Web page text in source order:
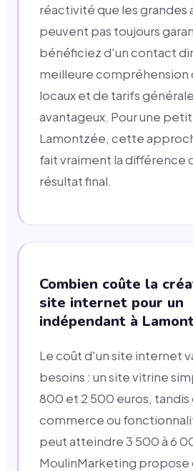
réactivité que les grandes
peuvent pas toujours
bénéficiez d'un contact
meilleure compréhension
locaux et de tarifs
avantageux. Pour une
Lamontzée, cette
fait vraiment la différence
résultat final.
Combien coûte la
site internet pour un
indépendant à
Le coût d'un site internet
besoins : un site vitrine
800 et 2 500 euros, tandis
commerce ou
peut atteindre 3 500 à 6
MoulinMarketing propose